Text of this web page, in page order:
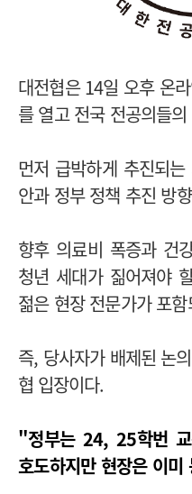
대전협은 14일 오후 온
를 열고 전국 전공의들
먼저 급박하게 추진되
안과 정부 정책 추진 방
향후 의료비 폭증과 건
청년 세대가 짊어져야
젊은 현장 전문가가 포
즉, 당사자가 배제된 논
협 입장이다.
"정부는 24, 25학번
호도하지만 현장은 이